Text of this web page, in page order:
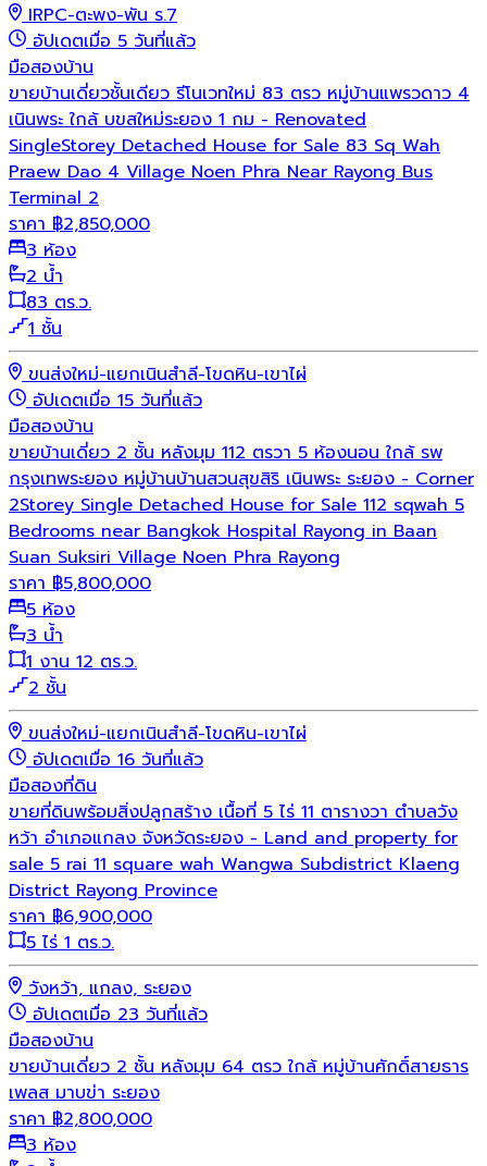
IRPC-ตะพง-พัน ร.7
อัปเดตเมื่อ 5 วันที่แล้ว
มือสองบ้าน
ขายบ้านเดี่ยวชั้นเดียว รีโนเวทใหม่ 83 ตรว หมู่บ้านแพรวดาว 4
เนินพระ ใกล้ บขสใหม่ระยอง 1 กม - Renovated
SingleStorey Detached House for Sale 83 Sq Wah
Praew Dao 4 Village Noen Phra Near Rayong Bus
Terminal 2
ราคา ฿2,850,000
3 ห้อง
2 น้ำ
83 ตร.ว.
1 ชั้น
ขนส่งใหม่-แยกเนินสำลี-โขดหิน-เขาไผ่
อัปเดตเมื่อ 15 วันที่แล้ว
มือสองบ้าน
ขายบ้านเดี่ยว 2 ชั้น หลังมุม 112 ตรวา 5 ห้องนอน ใกล้ รพ
กรุงเทพระยอง หมู่บ้านบ้านสวนสุขสิริ เนินพระ ระยอง - Corner
2Storey Single Detached House for Sale 112 sqwah 5
Bedrooms near Bangkok Hospital Rayong in Baan
Suan Suksiri Village Noen Phra Rayong
ราคา ฿5,800,000
5 ห้อง
3 น้ำ
1 งาน 12 ตร.ว.
2 ชั้น
ขนส่งใหม่-แยกเนินสำลี-โขดหิน-เขาไผ่
อัปเดตเมื่อ 16 วันที่แล้ว
มือสองที่ดิน
ขายที่ดินพร้อมสิ่งปลูกสร้าง เนื้อที่ 5 ไร่ 11 ตารางวา ตำบลวัง
หว้า อำเภอแกลง จังหวัดระยอง - Land and property for
sale 5 rai 11 square wah Wangwa Subdistrict Klaeng
District Rayong Province
ราคา ฿6,900,000
5 ไร่ 1 ตร.ว.
วังหว้า, แกลง, ระยอง
อัปเดตเมื่อ 23 วันที่แล้ว
มือสองบ้าน
ขายบ้านเดี่ยว 2 ชั้น หลังมุม 64 ตรว ใกล้ หมู่บ้านศักดิ์สายธาร
เพลส มาบข่า ระยอง
ราคา ฿2,800,000
3 ห้อง